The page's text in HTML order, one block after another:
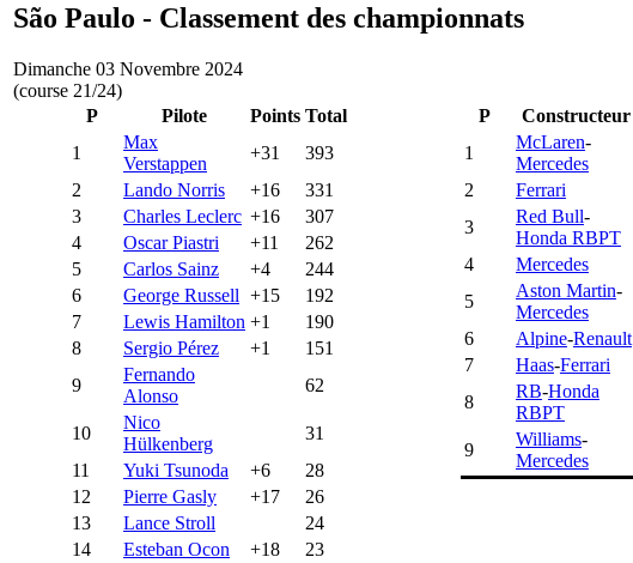
São Paulo - Classement des championnats
Dimanche 03 Novembre 2024
(course 21/24)
P
Pilote Points Total
1
Max
Verstappen
+31
393
2
Lando Norris +16
331
3
Charles Leclerc +16
307
4
Oscar Piastri +11
262
5
Carlos Sainz +4
244
6
George Russell +15
192
7
Lewis Hamilton +1
190
8
Sergio Pérez +1
151
9
Fernando
Alonso
62
10
Nico
Hülkenberg
31
11
Yuki Tsunoda +6
28
12
Pierre Gasly +17
26
13
Lance Stroll
24
14
Esteban Ocon +18
23
P Constructeur
1
McLaren-
Mercedes
2
Ferrari
3
Red Bull-
Honda RBPT
4
Mercedes
5
Aston Martin-
Mercedes
6
Alpine-Renault
7
Haas-Ferrari
8
RB-Honda
RBPT
9
Williams-
Mercedes